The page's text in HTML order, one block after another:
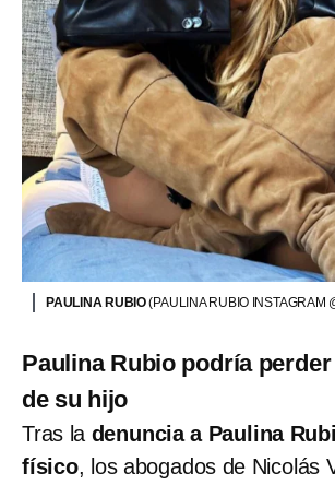
PAULINA RUBIO(PAULINA RUBIO INSTAGRAM
Paulina Rubio podría
de su hijo
Tras la denuncia a Paulina
físico, los abogados de Nicolás